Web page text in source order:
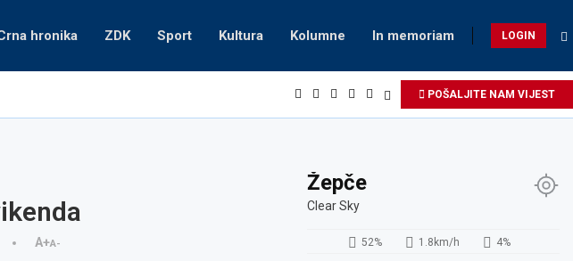
hronika ZDK Sport Kultura Kolumne In memoriam LOGIN
POŠALJITE NAM VIJEST
A+A-
Žepče
Clear Sky
52% 1.8km/h 4%